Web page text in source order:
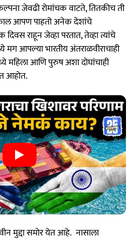
जेवढी रोमांचक वाटते, तितकीच ती
आपण पाहतो अनेक देशांचे
राहून जेव्हा परतात, तेव्हा त्यांचे
आपल्या भारतीय अंतराळवीराचाही
आणि पुरुष अशा दोघांचाही
आहोत.
मुद्दा समोर येत आहे. नासाला